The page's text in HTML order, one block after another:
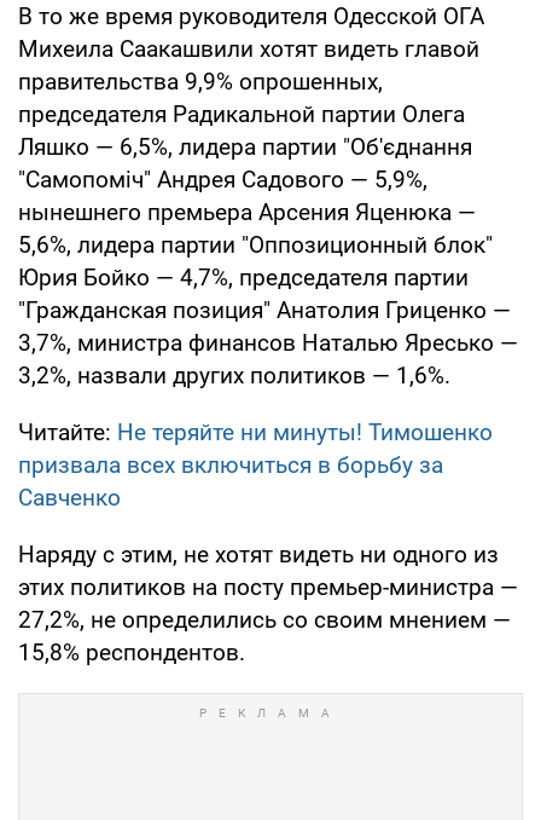
В то же время руководителя Одесской ОГА
Михеила Саакашвили хотят видеть главой
правительства 9,9% опрошенных,
председателя Радикальной партии Олега
Ляшко — 6,5%, лидера партии "Об'єднання
"Самопоміч" Андрея Садового — 5,9%,
нынешнего премьера Арсения Яценюка —
5,6%, лидера партии "Оппозиционный блок"
Юрия Бойко — 4,7%, председателя партии
"Гражданская позиция" Анатолия Гриценко —
3,7%, министра финансов Наталью Яресько —
3,2%, назвали других политиков — 1,6%.
Читайте: Не теряйте ни минуты! Тимошенко
призвала всех включиться в борьбу за
Савченко
Наряду с этим, не хотят видеть ни одного из
этих политиков на посту премьер-министра —
27,2%, не определились со своим мнением —
15,8% респондентов.